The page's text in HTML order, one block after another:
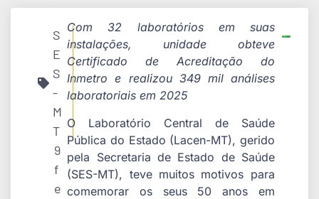
S
E
S
-
M
T
9
f
e
Com 32 laboratórios em suas
instalações, unidade obteve
Certificado de Acreditação do
Inmetro e realizou 349 mil análises
laboratoriais em 2025
O Laboratório Central de Saúde
Pública do Estado (Lacen-MT), gerido
pela Secretaria de Estado de Saúde
(SES-MT), teve muitos motivos para
comemorar os seus 50 anos em